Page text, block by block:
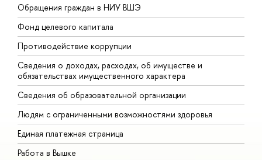
Обращения граждан в НИУ ВШЭ
Фонд целевого капитала
Противодействие коррупции
Сведения о доходах, расходах, об имуществе и
обязательствах имущественного характера
Сведения об образовательной организации
Людям с ограниченными возможностями здоровья
Единая платежная страница
Работа в Вышке